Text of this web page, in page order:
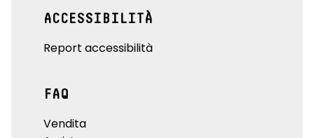
ACCESSIBILITÀ
Report accessibilità
FAQ
Vendita